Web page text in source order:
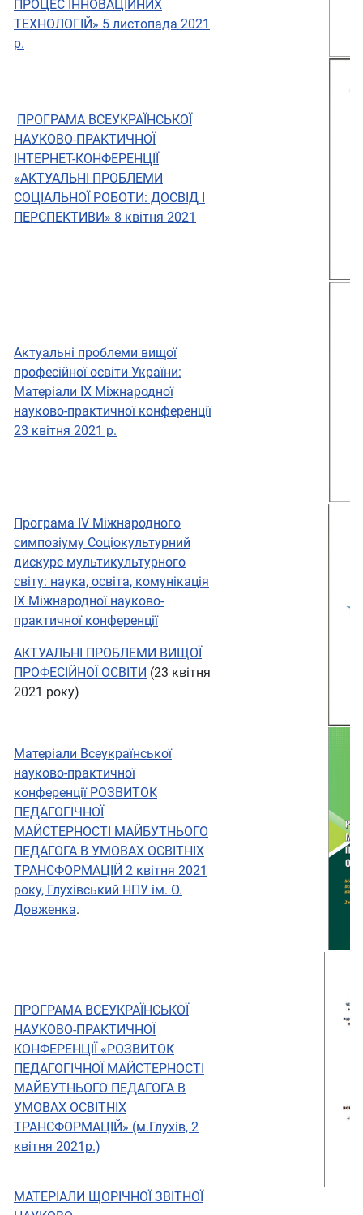
ПРОЦЕС ІННОВАЦІЙНИХ
ТЕХНОЛОГІЙ» 5 листопада 2021
р.
ПРОГРАМА ВСЕУКРАЇНСЬКОЇ
НАУКОВО-ПРАКТИЧНОЇ
ІНТЕРНЕТ-КОНФЕРЕНЦІЇ
«АКТУАЛЬНІ ПРОБЛЕМИ
СОЦІАЛЬНОЇ РОБОТИ: ДОСВІД І
ПЕРСПЕКТИВИ» 8 квітня 2021
Актуальні проблеми вищої
професійної освіти України:
Матеріали IX Міжнародної
науково-практичної конференції
23 квітня 2021 р.
Програма IV Міжнародного
симпозіуму Соціокультурний
дискурс мультикультурного
світу: наука, освіта, комунікація
IX Міжнародної науково-
практичної конференції
АКТУАЛЬНІ ПРОБЛЕМИ ВИЩОЇ
ПРОФЕСІЙНОЇ ОСВІТИ (23 квітня
2021 року)
Матеріали Всеукраїнської
науково-практичної
конференції РОЗВИТОК
ПЕДАГОГІЧНОЇ
МАЙСТЕРНОСТІ МАЙБУТНЬОГО
ПЕДАГОГА В УМОВАХ ОСВІТНІХ
ТРАНСФОРМАЦІЙ 2 квітня 2021
року, Глухівський НПУ ім. О.
Довженка.
ПРОГРАМА ВСЕУКРАЇНСЬКОЇ
НАУКОВО-ПРАКТИЧНОЇ
КОНФЕРЕНЦІЇ «РОЗВИТОК
ПЕДАГОГІЧНОЇ МАЙСТЕРНОСТІ
МАЙБУТНЬОГО ПЕДАГОГА В
УМОВАХ ОСВІТНІХ
ТРАНСФОРМАЦІЙ» (м.Глухів, 2
квітня 2021р.)
МАТЕРІАЛИ ЩОРІЧНОЇ ЗВІТНОЇ